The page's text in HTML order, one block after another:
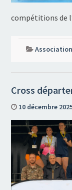
compétitions de
Cross
10 décembre